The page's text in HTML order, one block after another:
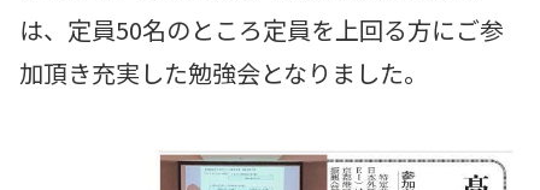
は、定員50名のところ定員を上回る方にご参
加頂き充実した勉強会となりました。